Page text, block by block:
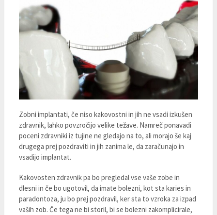
Zobni implantati, če niso kakovostni in jih ne vsadi izkušen
zdravnik, lahko povzročijo velike težave. Namreč ponavadi
poceni zdravniki iz tujine ne gledajo na to, ali morajo še kaj
drugega prej pozdraviti in jih zanima le, da zaračunajo in
vsadijo implantat.
Kakovosten zdravnik pa bo pregledal vse vaše zobe in
dlesni in če bo ugotovil, da imate bolezni, kot sta karies in
paradontoza, ju bo prej pozdravil, ker sta to vzroka za izpad
vaših zob. Če tega ne bi storil, bi se bolezni zakomplicirale,